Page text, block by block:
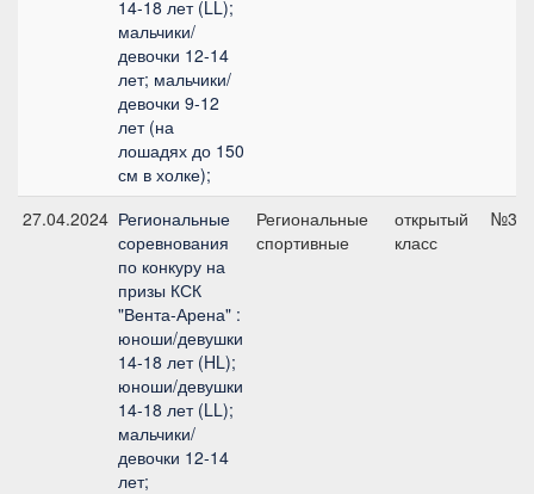
14-18 лет (LL);
мальчики/
девочки 12-14
лет; мальчики/
девочки 9-12
лет (на
лошадях до 150
см в холке);
27.04.2024 Региональные
соревнования
по конкуру на
призы КСК
"Вента-Арена" :
юноши/девушки
14-18 лет (HL);
юноши/девушки
14-18 лет (LL);
мальчики/
девочки 12-14
лет;
Региональные
спортивные
открытый
класс